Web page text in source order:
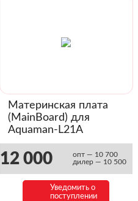
Материнская плата
(MainBoard) для
Aquaman-L21A
(Huawei Y8p)
(03033QLH)
12 000
опт — 10 700
дилер — 10 500
Уведомить о
поступлении